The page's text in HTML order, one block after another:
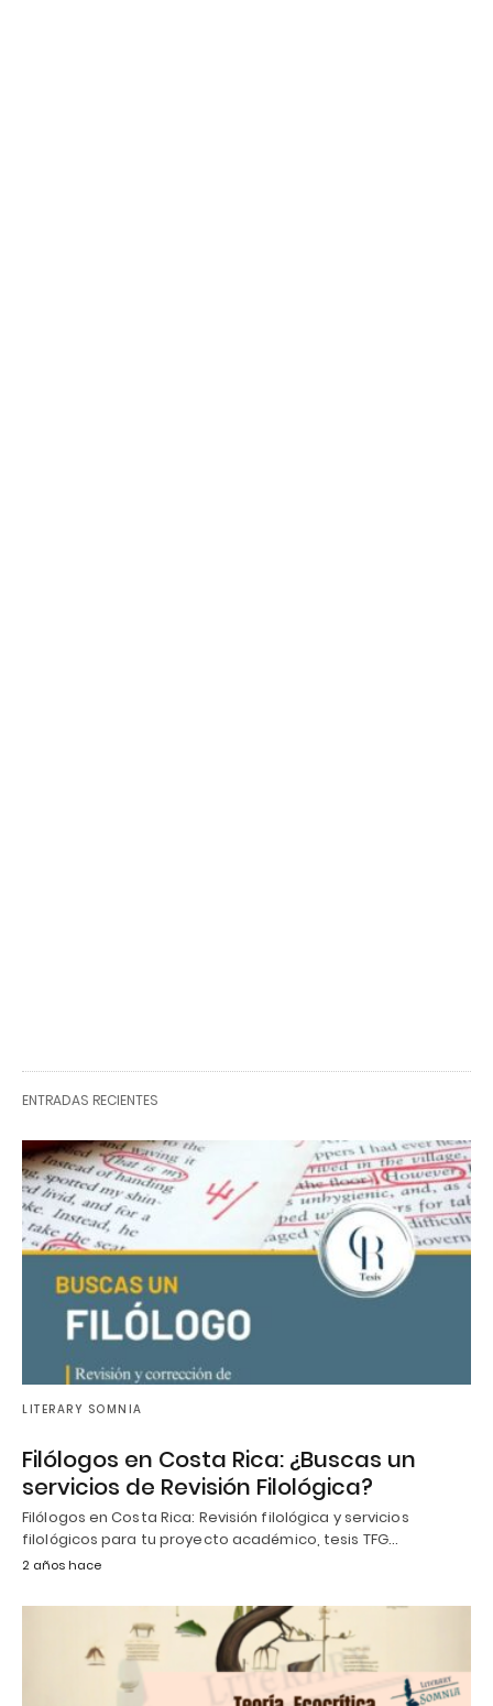
ENTRADAS RECIENTES
LITERARY SOMNIA
Filólogos en Costa Rica: ¿Buscas un
servicios de Revisión Filológica?
Filólogos en Costa Rica: Revisión filológica y servicios
filológicos para tu proyecto académico, tesis TFG…
2 años hace